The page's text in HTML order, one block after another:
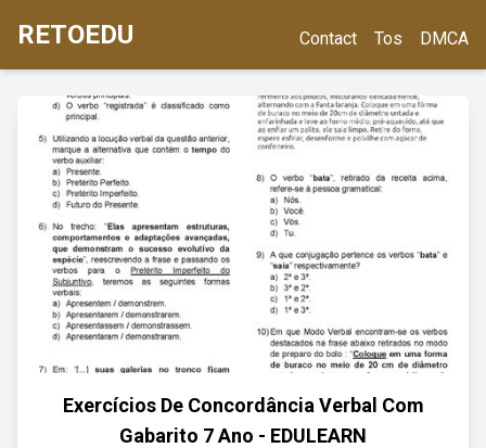
RETOEDU Contact Tos DMCA
Exercícios De Concordância Verbal Com
Gabarito 7 Ano - EDULEARN